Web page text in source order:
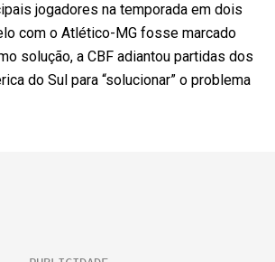
jogadores na temporada em dois
com o Atlético-MG fosse marcado
solução, a CBF adiantou partidas dos
do Sul para “solucionar” o problema